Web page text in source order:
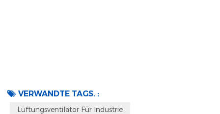
VERWANDTE TAGS. :
Lüftungsventilator Für Industrie